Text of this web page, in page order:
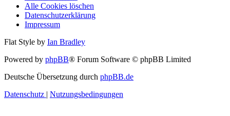
Alle Cookies löschen
Datenschutzerklärung
Impressum
Flat Style by Ian Bradley
Powered by phpBB® Forum Software © phpBB Limited
Deutsche Übersetzung durch phpBB.de
Datenschutz | Nutzungsbedingungen